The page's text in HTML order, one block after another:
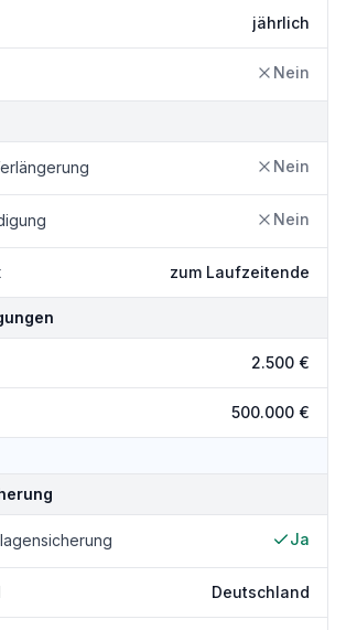
jährlich
Nein
Nein
Nein
zum Laufzeitende
2.500 €
500.000 €
Ja
Deutschland